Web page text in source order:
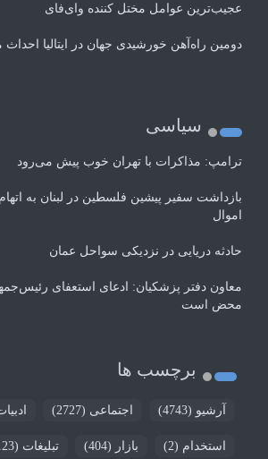
عجیب‌ترین عوامل مختل کننده وای‌فای
دومین راه‌آهن خورشیدی جهان در ایتالیا
سیاسی
ترامپ: مذاکرات با تهران خوب پیش می‌رود
بازداشت سفیر پیشین فلسطین در لبنان به
اموال
حادثه دریایی در نزدیکی سواحل عمان
معاون دفتر پزشکیان: ادعای استعفای
محض است
برچسب ها
آرشیو (4743) اجتماعی (2727)
استخدام (2) بازار (404) تبلیغات (123)